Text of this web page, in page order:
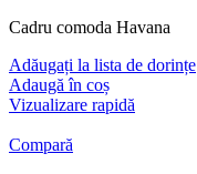
Cadru comoda Havana
Adăugați la lista de dorințe
Adaugă în coș
Vizualizare rapidă
Compară